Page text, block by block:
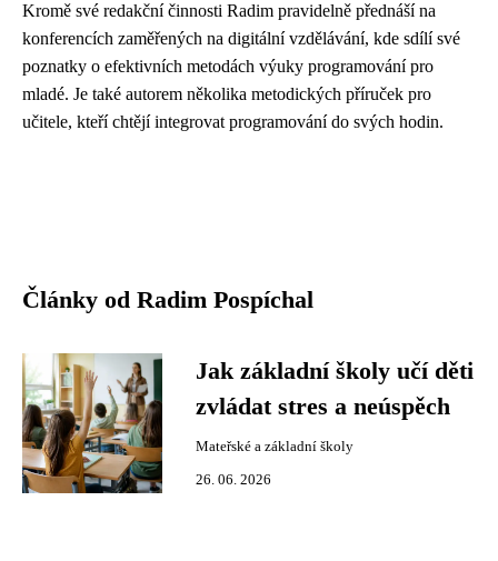
Kromě své redakční činnosti Radim pravidelně přednáší na
konferencích zaměřených na digitální vzdělávání, kde sdílí své
poznatky o efektivních metodách výuky programování pro
mladé. Je také autorem několika metodických příruček pro
učitele, kteří chtějí integrovat programování do svých hodin.
Články od Radim Pospíchal
Jak základní školy učí děti
zvládat stres a neúspěch
Mateřské a základní školy
26. 06. 2026